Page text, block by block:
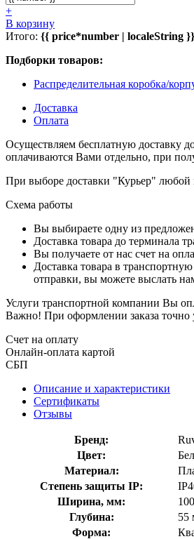
+
В корзину
Итого: {{ price*number | localeString }}
Подборки товаров:
Распределительная коробка/
Доставка
Оплата
Осуществляем бесплатную доставку
оплачиваются Вами отдельно, при
При выборе доставки "Курьер" любой
Схема работы
Вы выбираете одну из
Доставка товара до терминала
Вы получаете от нас счет на
Доставка товара в
отправки, вы можете выслать
Услуги транспортной компании Вы
Важно! При оформлении заказа точно
Счет на оплату
Онлайн-оплата картой
СБП
Описание и характеристики
Сертификаты
Отзывы
Бренд:
Цвет:
Материал:
Степень защиты IP:
Ширина, мм:
Глубина:
55
Форма: